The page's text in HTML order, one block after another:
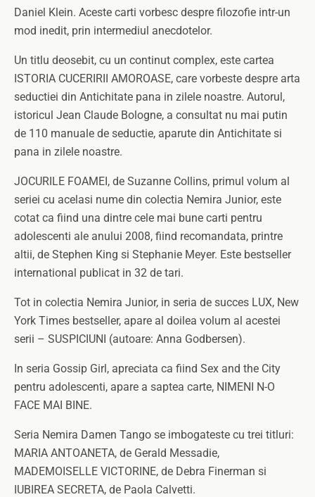
Daniel Klein. Aceste carti vorbesc despre filozofie intr-un
mod inedit, prin intermediul anecdotelor.
Un titlu deosebit, cu un continut complex, este cartea
ISTORIA CUCERIRII AMOROASE, care vorbeste despre arta
seductiei din Antichitate pana in zilele noastre. Autorul,
istoricul Jean Claude Bologne, a consultat nu mai putin
de 110 manuale de seductie, aparute din Antichitate si
pana in zilele noastre.
JOCURILE FOAMEI, de Suzanne Collins, primul volum al
seriei cu acelasi nume din colectia Nemira Junior, este
cotat ca fiind una dintre cele mai bune carti pentru
adolescenti ale anului 2008, fiind recomandata, printre
altii, de Stephen King si Stephanie Meyer. Este bestseller
international publicat in 32 de tari.
Tot in colectia Nemira Junior, in seria de succes LUX, New
York Times bestseller, apare al doilea volum al acestei
serii – SUSPICIUNI (autoare: Anna Godbersen).
In seria Gossip Girl, apreciata ca fiind Sex and the City
pentru adolescenti, apare a saptea carte, NIMENI N-O
FACE MAI BINE.
Seria Nemira Damen Tango se imbogateste cu trei titluri:
MARIA ANTOANETA, de Gerald Messadie,
MADEMOISELLE VICTORINE, de Debra Finerman si
IUBIREA SECRETA, de Paola Calvetti.